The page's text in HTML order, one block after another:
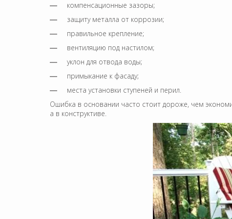
компенсационные зазоры;
защиту металла от коррозии;
правильное крепление;
вентиляцию под настилом;
уклон для отвода воды;
примыкание к фасаду;
места установки ступеней и перил.
Ошибка в основании часто стоит дороже, чем
а в конструктиве.